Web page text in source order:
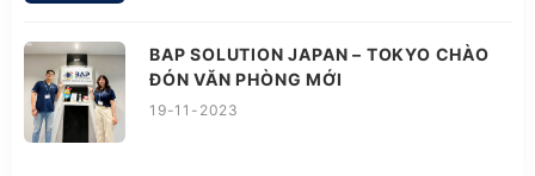
BAP SOLUTION JAPAN – TOKYO CHÀO
ĐÓN VĂN PHÒNG MỚI
19-11-2023